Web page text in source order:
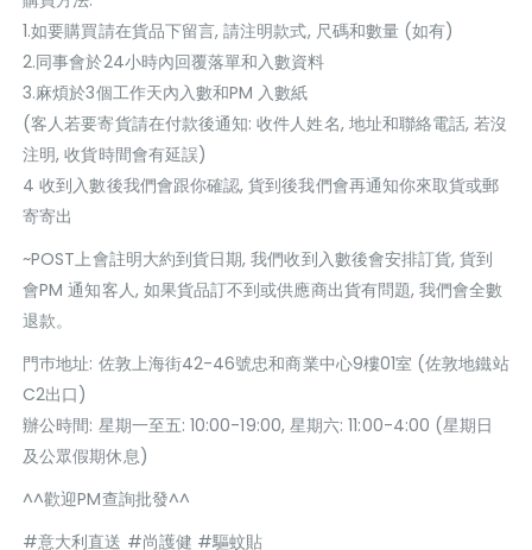
1.如要購買請在貨品下留言, 請注明款式, 尺碼和數量 (如有)
2.同事會於24小時內回覆落單和入數資料
3.麻煩於3個工作天內入數和PM 入數紙
(客人若要寄貨請在付款後通知: 收件人姓名, 地址和聯絡電話, 若沒
注明, 收貨時間會有延誤)
4 收到入數後我們會跟你確認, 貨到後我們會再通知你來取貨或郵
寄寄出
~POST上會註明大約到貨日期, 我們收到入數後會安排訂貨, 貨到
會PM 通知客人, 如果貨品訂不到或供應商出貨有問題, 我們會全數
退款。
門巿地址: 佐敦上海街42-46號忠和商業中心9樓01室 (佐敦地鐵站
C2出口)
辦公時間: 星期一至五: 10:00-19:00, 星期六: 11:00-4:00 (星期日
及公眾假期休息)
^^歡迎PM查詢批發^^
#意大利直送 #尚護健 #驅蚊貼